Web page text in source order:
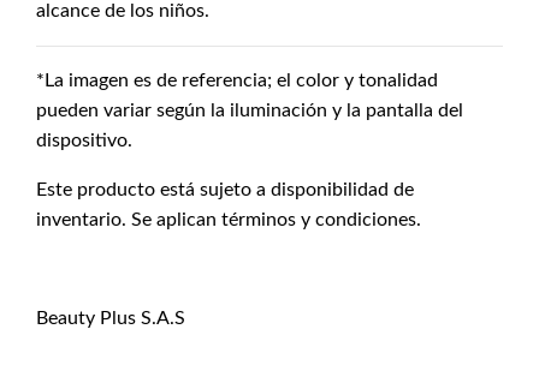
alcance de los niños.
*La imagen es de referencia; el color y tonalidad
pueden variar según la iluminación y la pantalla del
dispositivo.
Este producto está sujeto a disponibilidad de
inventario. Se aplican términos y condiciones.
Beauty Plus S.A.S